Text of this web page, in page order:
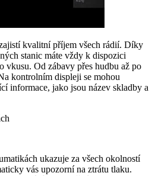
kvalitní příjem všech rádií. Díky
stanic máte vždy k dispozici
vkusu. Od zábavy přes hudbu až po
kontrolním displeji se mohou
informace, jako jsou název skladby a
ukazuje za všech okolností
vás upozorní na ztrátu tlaku.